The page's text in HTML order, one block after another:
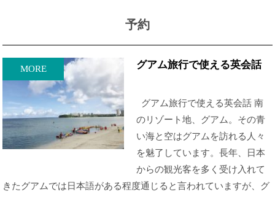
予約
MORE グアム旅行で使える英会話
グアム旅行で使える英会話 南
のリゾート地、グアム。その青
い海と空はグアムを訪れる人々
を魅了しています。長年、日本
からの観光客を多く受け入れて
きたグアムでは日本語がある程度通じると言われていますが、グ